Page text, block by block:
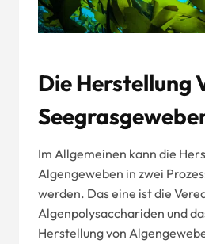
Die Herstellung
Im Allgemeinen kann die
Algengeweben in zwei
werden. Das eine ist die
Algenpolysacchariden und
Herstellung von